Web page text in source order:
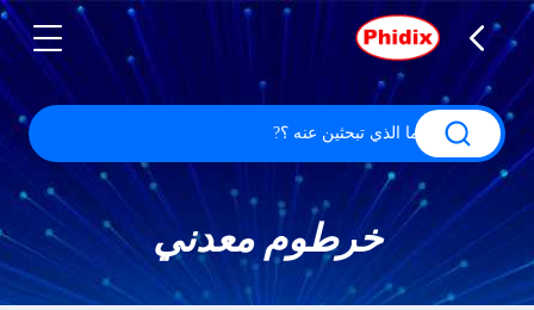
خرطوم معدني